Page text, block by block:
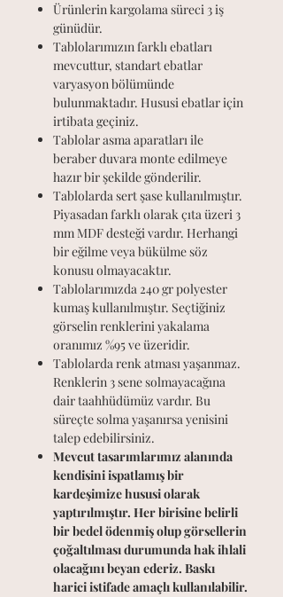
Ürünlerin kargolama süreci 3 iş
günüdür.
Tablolarımızın farklı ebatları
mevcuttur, standart ebatlar
varyasyon bölümünde
bulunmaktadır. Hususi ebatlar için
irtibata geçiniz.
Tablolar asma aparatları ile
beraber duvara monte edilmeye
hazır bir şekilde gönderilir.
Tablolarda sert şase kullanılmıştır.
Piyasadan farklı olarak çıta üzeri 3
mm MDF desteği vardır. Herhangi
bir eğilme veya bükülme söz
konusu olmayacaktır.
Tablolarımızda 240 gr polyester
kumaş kullanılmıştır. Seçtiğiniz
görselin renklerini yakalama
oranımız %95 ve üzeridir.
Tablolarda renk atması yaşanmaz.
Renklerin 3 sene solmayacağına
dair taahhüdümüz vardır. Bu
süreçte solma yaşanırsa yenisini
talep edebilirsiniz.
Mevcut tasarımlarımız alanında
kendisini ispatlamış bir
kardeşimize hususi olarak
yaptırılmıştır. Her birisine belirli
bir bedel ödenmiş olup görsellerin
çoğaltılması durumunda hak ihlali
olacağını beyan ederiz. Baskı
harici istifade amaçlı kullanılabilir.